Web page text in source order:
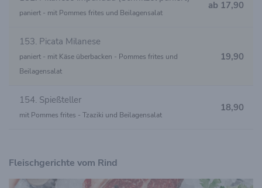
paniert - mit Pommes frites und Beilagensalat
ab 17,90
153. Picata Milanese
paniert - mit Käse überbacken - Pommes frites und
Beilagensalat
19,90
154. Spießteller
mit Pommes frites - Tzaziki und Beilagensalat
18,90
Fleischgerichte vom Rind